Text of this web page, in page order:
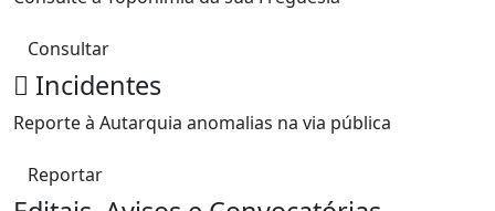
Consultar
Incidentes
Reporte à Autarquia anomalias na via pública
Reportar